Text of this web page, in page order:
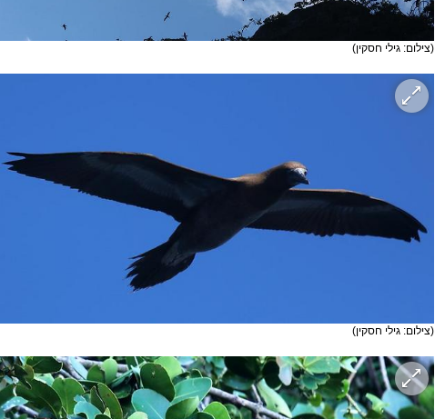
(צילום: גילי חסקין)
(צילום: גילי חסקין)